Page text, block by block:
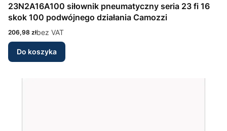
23N2A16A100 siłownik pneumatyczny seria 23 fi 16
skok 100 podwójnego działania Camozzi
Cena
206,98 złbez VAT
Do koszyka